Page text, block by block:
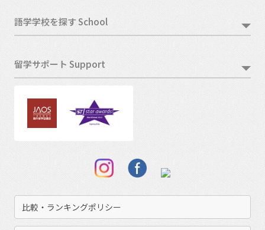
語学学校を探す School
留学サポート Support
比較・ランキングポリシー